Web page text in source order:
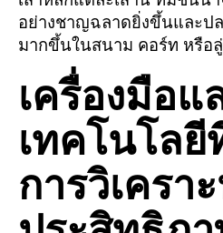
อย่างชาญฉลาดยิ่งขึ้นและป
มากขึ้นในสนาม คอร์ท หรือลู่
เครื่องมือแ
เทคโนโลยี
การวิเครา